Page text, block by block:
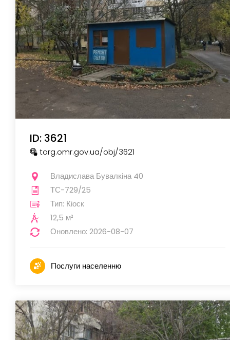
ID: 3621
torg.omr.gov.ua/obj/3621
Владислава Бувалкіна 40
ТС-729/25
Тип: Кіоск
12,5 м²
Оновлено: 2026-08-07
Послуги населенню